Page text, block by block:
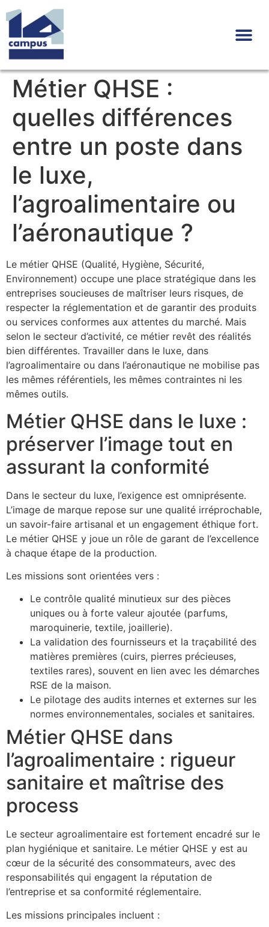
Métier QHSE :
quelles différences
entre un poste dans
le luxe,
l’agroalimentaire ou
l’aéronautique ?
Le métier QHSE (Qualité, Hygiène, Sécurité,
Environnement) occupe une place stratégique dans les
entreprises soucieuses de maîtriser leurs risques, de
respecter la réglementation et de garantir des produits
ou services conformes aux attentes du marché. Mais
selon le secteur d’activité, ce métier revêt des réalités
bien différentes. Travailler dans le luxe, dans
l’agroalimentaire ou dans l’aéronautique ne mobilise pas
les mêmes référentiels, les mêmes contraintes ni les
mêmes outils.
Métier QHSE dans le luxe :
préserver l’image tout en
assurant la conformité
Dans le secteur du luxe, l’exigence est omniprésente.
L’image de marque repose sur une qualité irréprochable,
un savoir-faire artisanal et un engagement éthique fort.
Le métier QHSE y joue un rôle de garant de l’excellence
à chaque étape de la production.
Les missions sont orientées vers :
Le contrôle qualité minutieux sur des pièces
uniques ou à forte valeur ajoutée (parfums,
maroquinerie, textile, joaillerie).
La validation des fournisseurs et la traçabilité des
matières premières (cuirs, pierres précieuses,
textiles rares), souvent en lien avec les démarches
RSE de la maison.
Le pilotage des audits internes et externes sur les
normes environnementales, sociales et sanitaires.
Métier QHSE dans
l’agroalimentaire : rigueur
sanitaire et maîtrise des
process
Le secteur agroalimentaire est fortement encadré sur le
plan hygiénique et sanitaire. Le métier QHSE y est au
cœur de la sécurité des consommateurs, avec des
responsabilités qui engagent la réputation de
l’entreprise et sa conformité réglementaire.
Les missions principales incluent :